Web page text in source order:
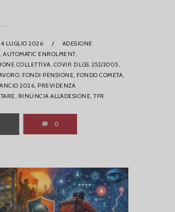
4 LUGLIO 2026 /
ADESIONE
AUTOMATIC ENROLMENT,
COLLETTIVA, COVIP, D.LGS. 252/2005,
FONDI PENSIONE, FONDO COMETA,
2026, PREVIDENZA
RINUNCIA ALL’ADESIONE, TFR
0